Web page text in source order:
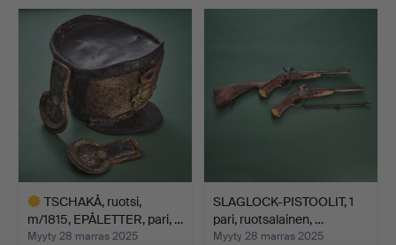
TSCHAKÅ, ruotsi,
m/1815, EPÅLETTER, pari, …
Myyty 28 marras 2025
SLAGLOCK-PISTOOLIT, 1
pari, ruotsalainen, …
Myyty 28 marras 2025